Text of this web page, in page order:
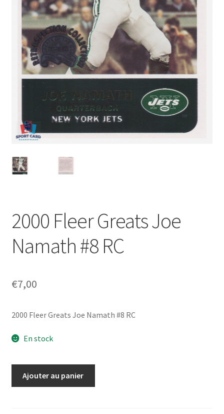
2000 Fleer Greats Joe
Namath #8 RC
€7,00
2000 Fleer Greats Joe Namath #8 RC
En stock
Ajouter au panier